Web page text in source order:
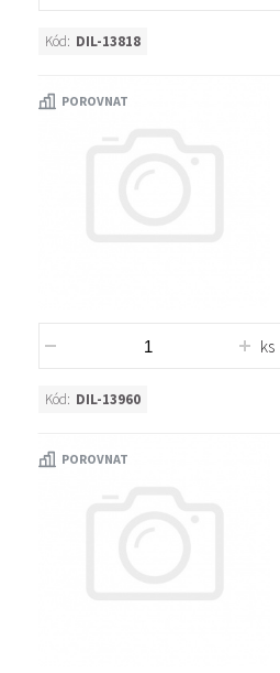
Kód: DIL-13818
POROVNAT
ks
Kód: DIL-13960
POROVNAT